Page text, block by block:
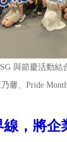
與節慶活動結
馨、Pride
線，將企